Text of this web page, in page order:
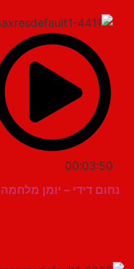
00:03:50
נחום דידי – יומן מלחמה